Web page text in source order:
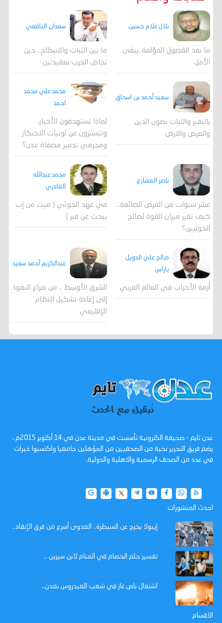
بلال غلام حسين
ما بعد الفصول المؤلمة..يبقى
الأمل
سعدان اليافعي
ما بين الثبات والانبطاح.. حين
تخاض الحرب بعقيدتين
سعيد أحمد بن اسحاق
بالنفير والثبات نصون الدين
والعرض والارض
محمد علي محمد
احمد
لماذا تستهدفون الأخيار،
وتتسترون عن لوبيات الاحتكار
ومجرمي تدمير مصفاة عدن؟
ناصر المشارع
عشر سنوات من الفرص الضائعة..
كيف تغير ميزان القوة لصالح
الحوثيين؟
محمد عبدالله
القادري
في عهد الحوثي ( ميت من إب
يبحث عن قبر )
صالح علي الدويل
باراس
أزمة الأحزاب في العالم العربي
عبدالكريم أحمد سعيد
الشرق الأوسط .. من صراع النفوذ
إلى إعادة تشكيل النظام
الإقليمي
عدن تايم - صحيفة الكترونية تأسست في مدينة عدن في 14 أكتوبر 2015م ،
يضم فريق التحرير نخبة من الصحفيين من المؤهلين جامعيا واكتسبوا خبرات
في عدد من الصحف الرسمية والاهلية والدولية.
احدث المنشورات
إيبولا يخرج عن السيطرة.. العدوى أسرع من فرق الإنقاذ..
تفسير حلم الخصام في المنام لابن سيرين ..
اشتعال باص غاز في شعب العيدروس بعدن..
الاقسام